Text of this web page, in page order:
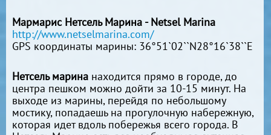
Мармарис Нетсель Марина - Netsel Marina
http://www.netselmarina.com/
GPS координаты марины: 36°51`02``N28°16`38``E
Нетсель марина находится прямо в городе, до
центра пешком можно дойти за 10-15 минут. На
выходе из марины, перейдя по небольшому
мостику, попадаешь на прогулочную набережную,
которая идет вдоль побережья всего города. В